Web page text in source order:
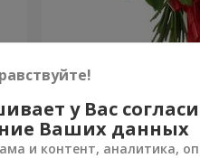
101 красная и белая
6 621 грн
у Вас
Ваших данных
и контент, аналитика,